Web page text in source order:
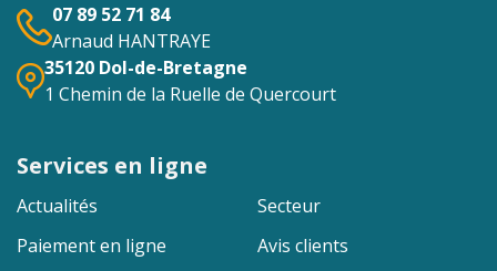
07 89 52 71 84
Arnaud HANTRAYE
35120 Dol-de-Bretagne
1 Chemin de la Ruelle de Quercourt
Services en ligne
Actualités
Paiement en ligne
Secteur
Avis clients